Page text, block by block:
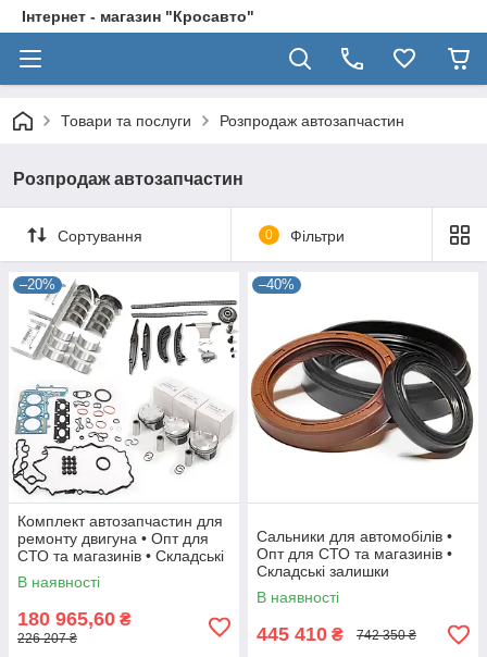
Інтернет - магазин "Кросавто"
Товари та послуги Розпродаж автозапчастин
Розпродаж автозапчастин
Сортування 0 Фільтри
–20%
Комплект автозапчастин для
ремонту двигуна • Опт для
СТО та магазинів • Складські
залишки
В наявності
180 965,60 ₴
226 207 ₴
–40%
Cальники для автомобілів •
Опт для СТО та магазинів •
Складські залишки
В наявності
445 410 ₴ 742 350 ₴